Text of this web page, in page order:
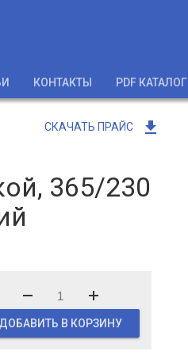
КОНТАКТЫ PDF
СКАЧАТЬ ПРАЙС get_app
365/230
ДОБАВИТЬ В КОРЗИНУ